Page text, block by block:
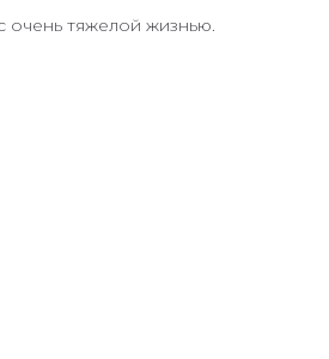
очень тяжелой жизнью.